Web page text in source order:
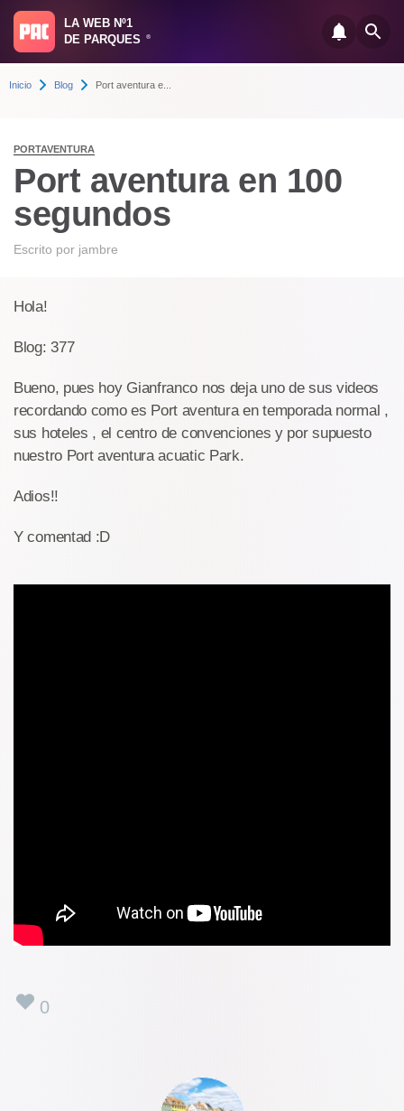
LA WEB Nº1
DE PARQUES
®
Inicio Blog Port aventura e...
PORTAVENTURA
Port aventura en 100
segundos
Escrito por jambre
Hola!
Blog: 377
Bueno, pues hoy Gianfranco nos deja uno de sus videos
recordando como es Port aventura en temporada normal ,
sus hoteles , el centro de convenciones y por supuesto
nuestro Port aventura acuatic Park.
Adios!!
Y comentad :D
0